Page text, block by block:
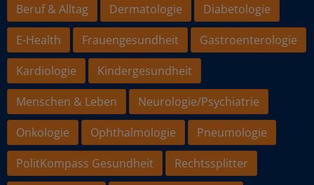
Beruf & Alltag
Dermatologie
Diabetologie
E-Health
Frauengesundheit
Gastroenterologie
Kardiologie
Kindergesundheit
Menschen & Leben
Neurologie/Psychiatrie
Onkologie
Ophthalmologie
Pneumologie
PolitKompass Gesundheit
Rechtssplitter